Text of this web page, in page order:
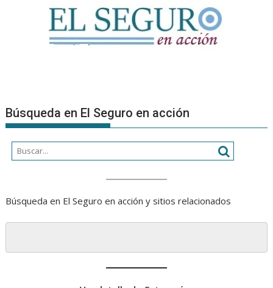
Búsqueda en El Seguro en acción
Búsqueda en El Seguro en acción y sitios relacionados